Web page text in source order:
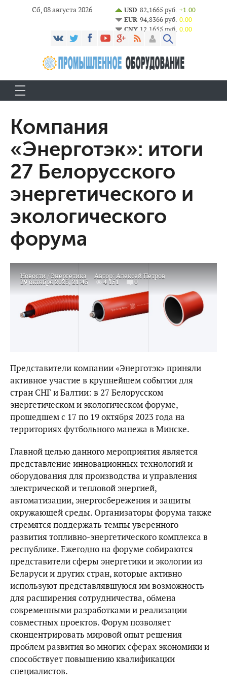
Сб, 08 августа 2026 USD 82,1665 руб. +1.00
EUR 94,8366 руб. 0.00
CNY 12,1655 руб. 0.00
Компания
«Энерготэк»: итоги
27 Белорусского
энергетического и
экологического
форума
Новости/Энергетика Автор:Алексей Петров
29 октября 2023, 21:43 4 151 0
Представители компании «Энерготэк» приняли
активное участие в крупнейшем событии для
стран СНГ и Балтии: в 27 Белорусском
энергетическом и экологическом форуме,
прошедшем с 17 по 19 октября 2023 года на
территориях футбольного манежа в Минске.
Главной целью данного мероприятия является
представление инновационных технологий и
оборудования для производства и управления
электрической и тепловой энергией,
автоматизации, энергосбережения и защиты
окружающей среды. Организаторы форума также
стремятся поддержать темпы уверенного
развития топливно-энергетического комплекса в
республике. Ежегодно на форуме собираются
представители сферы энергетики и экологии из
Беларуси и других стран, которые активно
используют представлявшуюся им возможность
для расширения сотрудничества, обмена
современными разработками и реализации
совместных проектов. Форум позволяет
сконцентрировать мировой опыт решения
проблем развития во многих сферах экономики и
способствует повышению квалификации
специалистов.